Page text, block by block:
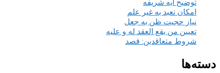
توضیح آیه شریفه
امکان تعبد به غیر علم
نیاز حجیت ظن به جعل
تعیین من یقع العقد له و علیه
شروط متعاقدین: قصد
دسته‌ها